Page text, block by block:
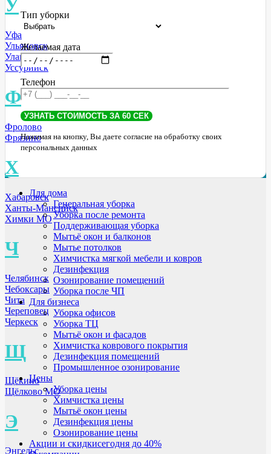
У
Уфа
Ульяновск
Улан-Удэ
Уссурийск
Ф
Фролово
Фрязино
Х
Хабаровск
Ханты-Мансийск
Химки МО
Ч
Челябинск
Чебоксары
Чита
Череповец
Черкеск
Щ
Щёкино
Щёлково МО
Э
Энгельс
Тип уборки
Желаемая дата
Телефон
Нажимая на кнопку, Вы даете согласие на обработку своих
персональных данных
Для дома
Генеральная уборка
Уборка после ремонта
Поддерживающая уборка
Мытьё окон и балконов
Мытье потолков
Химчистка мягкой мебели и ковров
Дезинфекция
Озонирование помещений
Уборка после ЧП
Для бизнеса
Уборка офисов
Уборка ТЦ
Мытьё окон и фасадов
Химчистка коврового покрытия
Дезинфекция помещений
Промышленное озонирование
Цены
Уборка цены
Химчистка цены
Мытьё окон цены
Дезинфекция цены
Озонирование цены
Акции и скидкисегодня до 40%